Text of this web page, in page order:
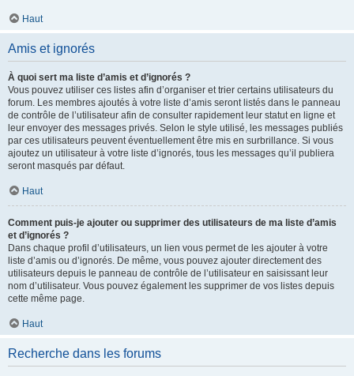
Haut
Amis et ignorés
À quoi sert ma liste d’amis et d’ignorés ?
Vous pouvez utiliser ces listes afin d’organiser et trier certains utilisateurs du
forum. Les membres ajoutés à votre liste d’amis seront listés dans le panneau
de contrôle de l’utilisateur afin de consulter rapidement leur statut en ligne et
leur envoyer des messages privés. Selon le style utilisé, les messages publiés
par ces utilisateurs peuvent éventuellement être mis en surbrillance. Si vous
ajoutez un utilisateur à votre liste d’ignorés, tous les messages qu’il publiera
seront masqués par défaut.
Haut
Comment puis-je ajouter ou supprimer des utilisateurs de ma liste d’amis
et d’ignorés ?
Dans chaque profil d’utilisateurs, un lien vous permet de les ajouter à votre
liste d’amis ou d’ignorés. De même, vous pouvez ajouter directement des
utilisateurs depuis le panneau de contrôle de l’utilisateur en saisissant leur
nom d’utilisateur. Vous pouvez également les supprimer de vos listes depuis
cette même page.
Haut
Recherche dans les forums